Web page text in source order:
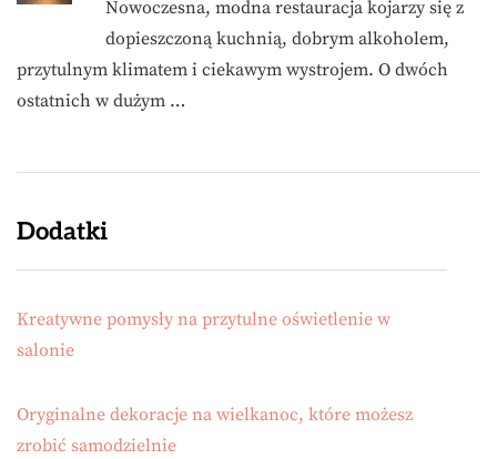
Nowoczesna, modna restauracja kojarzy się z
dopieszczoną kuchnią, dobrym alkoholem,
przytulnym klimatem i ciekawym wystrojem. O dwóch
ostatnich w dużym …
Dodatki
Kreatywne pomysły na przytulne oświetlenie w
salonie
Oryginalne dekoracje na wielkanoc, które możesz
zrobić samodzielnie